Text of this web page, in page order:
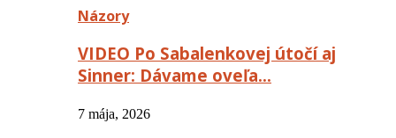
Názory
VIDEO Po Sabalenkovej útočí aj
Sinner: Dávame oveľa…
7 mája, 2026